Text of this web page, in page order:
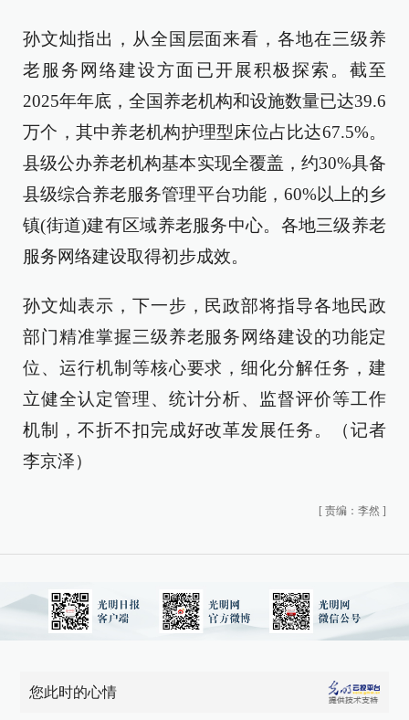
孙文灿指出，从全国层面来看，各地在三级养
老服务网络建设方面已开展积极探索。截至
2025年年底，全国养老机构和设施数量已达39.6
万个，其中养老机构护理型床位占比达67.5%。
县级公办养老机构基本实现全覆盖，约30%具备
县级综合养老服务管理平台功能，60%以上的乡
镇(街道)建有区域养老服务中心。各地三级养老
服务网络建设取得初步成效。
孙文灿表示，下一步，民政部将指导各地民政
部门精准掌握三级养老服务网络建设的功能定
位、运行机制等核心要求，细化分解任务，建
立健全认定管理、统计分析、监督评价等工作
机制，不折不扣完成好改革发展任务。（记者
李京泽）
[ 责编：李然 ]
您此时的心情